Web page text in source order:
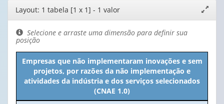
Editor
de
layout
janela
Layout: 1 tabela [1 x 1] - 1 valor
Selecione e arraste uma dimensão para definir sua
posição
Empresas que não implementaram inovações e sem
projetos, por razões da não implementação e
atividades da indústria e dos serviços selecionados
(CNAE 1.0)